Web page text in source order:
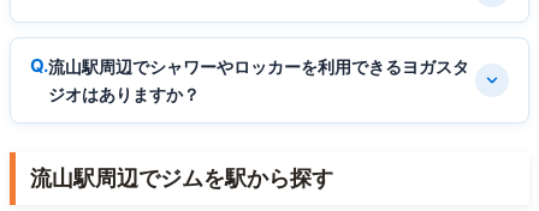
流山駅周辺でシャワーやロッカーを利用できるヨガスタ
ジオはありますか？
流山駅周辺でジムを駅から探す